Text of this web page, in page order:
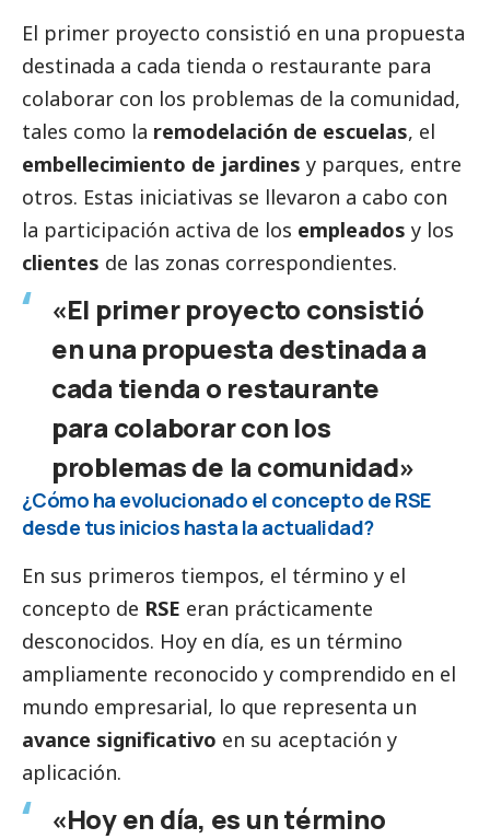
El primer proyecto consistió en una propuesta
destinada a cada tienda o restaurante para
colaborar con los problemas de la comunidad,
tales como la remodelación de escuelas, el
embellecimiento de jardines y parques, entre
otros. Estas iniciativas se llevaron a cabo con
la participación activa de los empleados y los
clientes de las zonas correspondientes.
«El primer proyecto consistió
en una propuesta destinada a
cada tienda o restaurante
para colaborar con los
problemas de la comunidad»
¿Cómo ha evolucionado el concepto de RSE
desde tus inicios hasta la actualidad?
En sus primeros tiempos, el término y el
concepto de RSE eran prácticamente
desconocidos. Hoy en día, es un término
ampliamente reconocido y comprendido en el
mundo empresarial, lo que representa un
avance significativo en su aceptación y
aplicación.
«Hoy en día, es un término